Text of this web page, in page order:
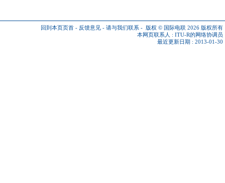
回到本页页首 - 反馈意见 - 请与我们联系 - 版权 © 国际电联 2026 版权所有
本网页联系人 : ITU-R的网络协调员
最近更新日期 : 2013-01-30